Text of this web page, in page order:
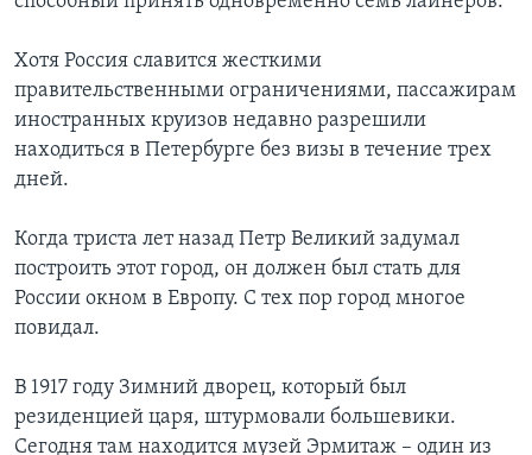
Хотя Россия славится жесткими
правительственными ограничениями, пассажирам
иностранных круизов недавно разрешили
находиться в Петербурге без визы в течение трех
дней.
Когда триста лет назад Петр Великий задумал
построить этот город, он должен был стать для
России окном в Европу. С тех пор город многое
повидал.
В 1917 году Зимний дворец, который был
резиденцией царя, штурмовали большевики.
Сегодня там находится музей Эрмитаж – один из